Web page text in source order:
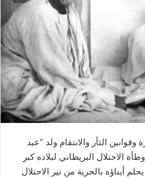
الثأر والانتقام ولد “عبد
1890. وتحت وطأة الاحتلال البريطاني لبلاده كبر
أبناؤه بالحرية من نير الاحتلال